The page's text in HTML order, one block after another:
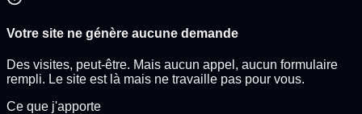
Votre site ne génère aucune demande
Des visites, peut-être. Mais aucun appel, aucun formulaire
rempli. Le site est là mais ne travaille pas pour vous.
Ce que j'apporte